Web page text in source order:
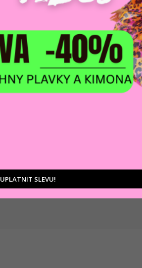
DOPRAVA ZDARMA
na adresu nebo pobočku
Zásilkovny
UPLATNIT SLEVU!